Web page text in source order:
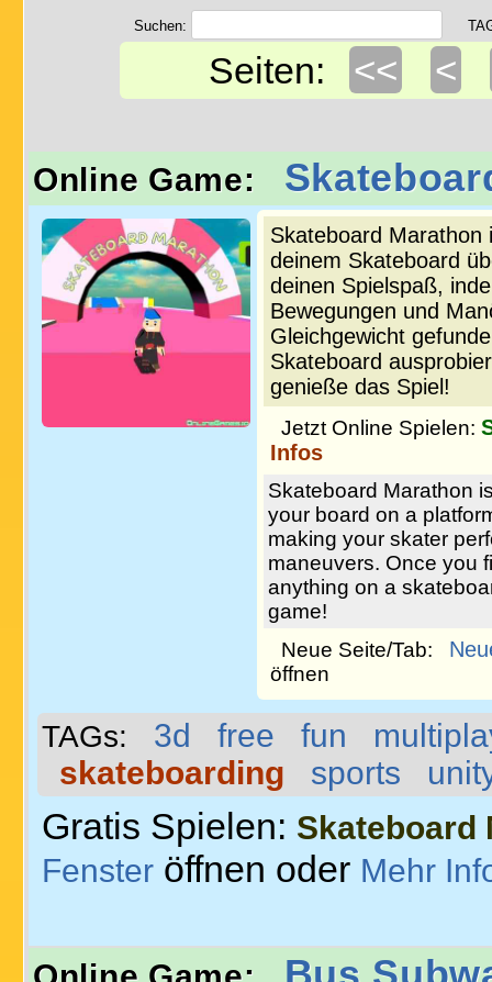
Suchen:
Seiten: << <
Online Game:
Skateboard Marathon
deinem Skateboard
deinen Spielspaß,
Bewegungen und
Gleichgewicht
Skateboard
genieße das Spiel!
Jetzt Online Spielen:
Infos
Skateboard Marathon
your board on a
making your skater
maneuvers. Once you
anything on a
game!
Neue Seite/Tab:
öffnen
TAGs: 3d free fun
skateboarding
sports
Gratis Spielen: Skateboard
Fenster öffnen oder Mehr